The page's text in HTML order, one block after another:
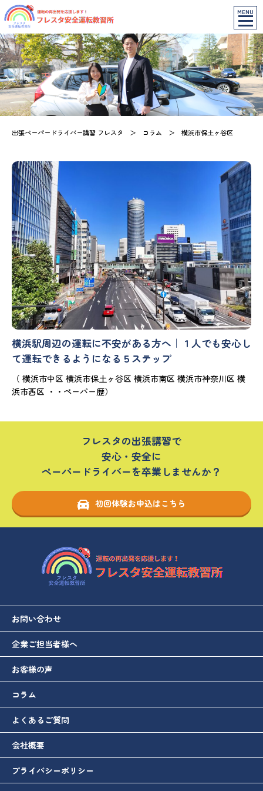
MENU
出張ペーパードライバー講習 フレスタ ＞ コラム ＞ 横浜市保土ヶ谷区
横浜駅周辺の運転に不安がある方へ｜１人でも安心し
て運転できるようになる５ステップ
（ 横浜市中区 横浜市保土ヶ谷区 横浜市南区 横浜市神奈川区 横
浜市西区 ・・ペーパー歴）
フレスタの出張講習で
安心・安全に
ペーパードライバーを卒業しませんか？
初回体験お申込はこちら
お問い合わせ
企業ご担当者様へ
お客様の声
コラム
よくあるご質問
会社概要
プライバシーポリシー